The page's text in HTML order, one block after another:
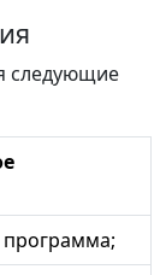
следующие
программа;